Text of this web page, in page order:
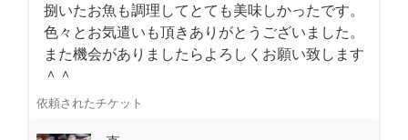
捌いたお魚も調理してとても美味しかったです。
色々とお気遣いも頂きありがとうございました。
また機会がありましたらよろしくお願い致します
＾＾
依頼されたチケット